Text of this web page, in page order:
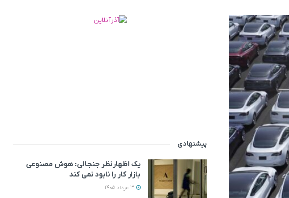
پیشنهادی
یک اظهارنظر جنجالی: هوش مصنوعی
بازار کار را نابود نمی‌ کند